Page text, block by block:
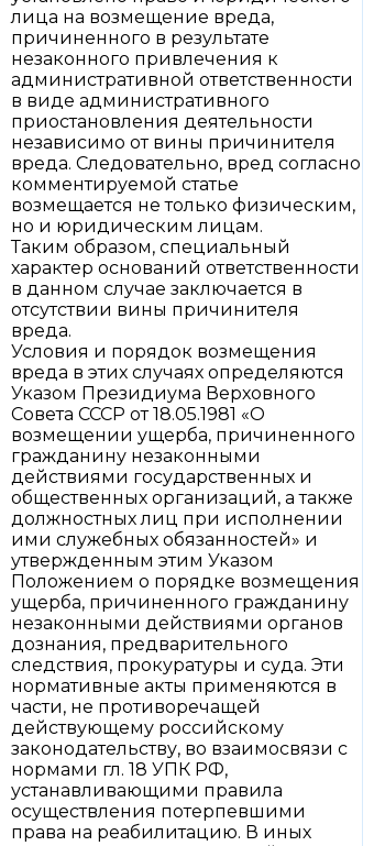
лица на возмещение вреда,
причиненного в результате
незаконного привлечения к
административной ответственности
в виде административного
приостановления деятельности
независимо от вины причинителя
вреда. Следовательно, вред согласно
комментируемой статье
возмещается не только физическим,
но и юридическим лицам.
Таким образом, специальный
характер оснований ответственности
в данном случае заключается в
отсутствии вины причинителя
вреда.
Условия и порядок возмещения
вреда в этих случаях определяются
Указом Президиума Верховного
Совета СССР от 18.05.1981 «О
возмещении ущерба, причиненного
гражданину незаконными
действиями государственных и
общественных организаций, а также
должностных лиц при исполнении
ими служебных обязанностей» и
утвержденным этим Указом
Положением о порядке возмещения
ущерба, причиненного гражданину
незаконными действиями органов
дознания, предварительного
следствия, прокуратуры и суда. Эти
нормативные акты применяются в
части, не противоречащей
действующему российскому
законодательству, во взаимосвязи с
нормами гл. 18 УПК РФ,
устанавливающими правила
осуществления потерпевшими
права на реабилитацию. В иных